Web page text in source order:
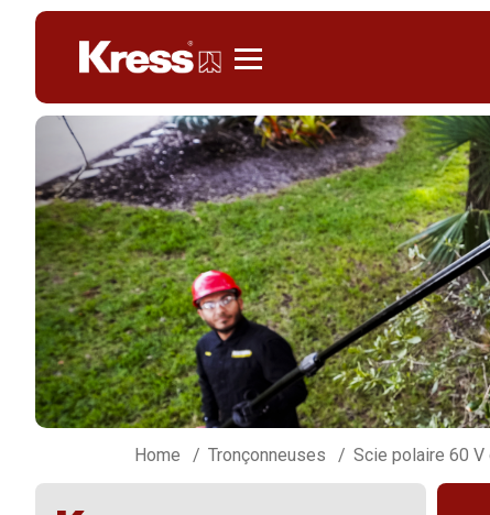
Home Tronçonneuses Scie polaire 60